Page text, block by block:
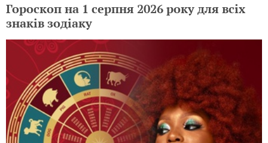
Гороскоп на 1 серпня 2026 року для всіх
знаків зодіаку